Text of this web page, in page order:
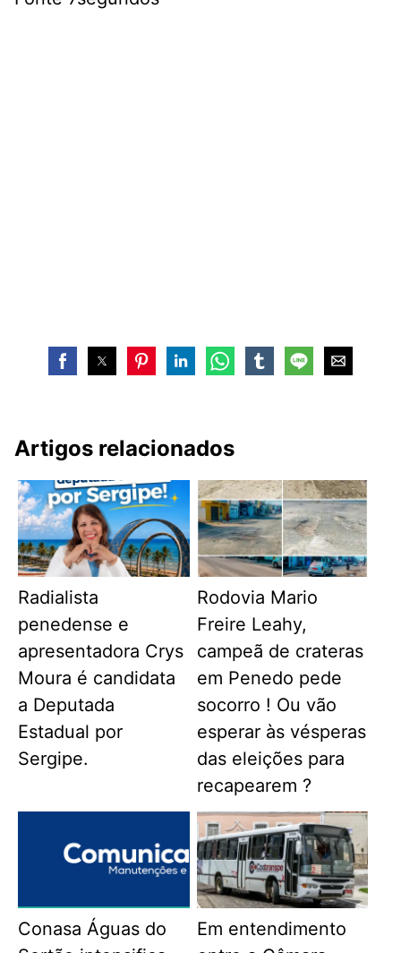
Artigos relacionados
Radialista
penedense e
apresentadora Crys
Moura é candidata
a Deputada
Estadual por
Sergipe.
Rodovia Mario
Freire Leahy,
campeã de crateras
em Penedo pede
socorro ! Ou vão
esperar às vésperas
das eleições para
recapearem ?
Conasa Águas do
Em entendimento